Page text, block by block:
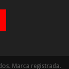
Marca registrada.